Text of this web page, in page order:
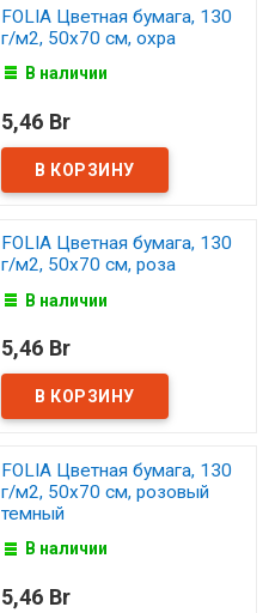
FOLIA Цветная бумага, 130
г/м2, 50х70 см, охра
В наличии
5,46 Br
FOLIA Цветная бумага, 130
г/м2, 50х70 см, роза
В наличии
5,46 Br
FOLIA Цветная бумага, 130
г/м2, 50х70 см, розовый
темный
В наличии
5,46 Br